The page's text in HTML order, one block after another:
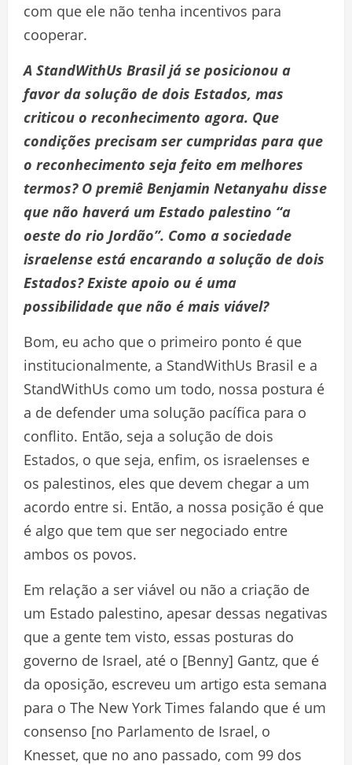
com que ele não tenha incentivos para
cooperar.
A StandWithUs Brasil já se posicionou a
favor da solução de dois Estados, mas
criticou o reconhecimento agora. Que
condições precisam ser cumpridas para que
o reconhecimento seja feito em melhores
termos? O premiê Benjamin Netanyahu disse
que não haverá um Estado palestino “a
oeste do rio Jordão”. Como a sociedade
israelense está encarando a solução de dois
Estados? Existe apoio ou é uma
possibilidade que não é mais viável?
Bom, eu acho que o primeiro ponto é que
institucionalmente, a StandWithUs Brasil e a
StandWithUs como um todo, nossa postura é
a de defender uma solução pacífica para o
conflito. Então, seja a solução de dois
Estados, o que seja, enfim, os israelenses e
os palestinos, eles que devem chegar a um
acordo entre si. Então, a nossa posição é que
é algo que tem que ser negociado entre
ambos os povos.
Em relação a ser viável ou não a criação de
um Estado palestino, apesar dessas negativas
que a gente tem visto, essas posturas do
governo de Israel, até o [Benny] Gantz, que é
da oposição, escreveu um artigo esta semana
para o The New York Times falando que é um
consenso [no Parlamento de Israel, o
Knesset, que no ano passado, com 99 dos